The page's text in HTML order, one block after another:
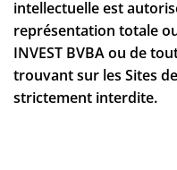
intellectuelle est
représentation totale
INVEST BVBA ou de
trouvant sur les Sites de
strictement interdite.